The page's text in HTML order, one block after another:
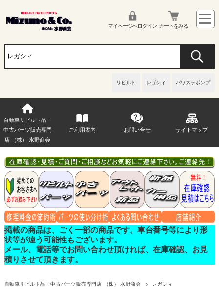
リビルト レガシィ パワステポンプ
マイページへログイン カートをみる
自動車リビルト品・
中古パーツ販売専門
店 （株） 水野商会
ご利用案内 お問い合せ サイトマップ
掲載の商品は、ごく一部の商品です。車台番号等により形
状等が違う可能性もございます。
メール、電話等でお問い合わせ頂ければ、在庫確認、お見
積りさせて頂きます。
自動車リビルト品・中古パーツ販売専門店 （株） 水野商会 レガシィ